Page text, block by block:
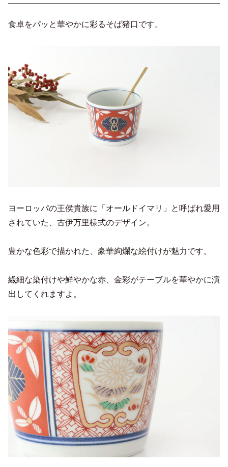
食卓をパッと華やかに彩るそば猪口です。
ヨーロッパの王侯貴族に「オールドイマリ」と呼ばれ愛用
されていた、古伊万里様式のデザイン。
豊かな色彩で描かれた、豪華絢爛な絵付けが魅力です。
繊細な染付けや鮮やかな赤、金彩がテーブルを華やかに演
出してくれますよ。